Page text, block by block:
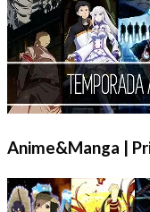
Anime&Manga |